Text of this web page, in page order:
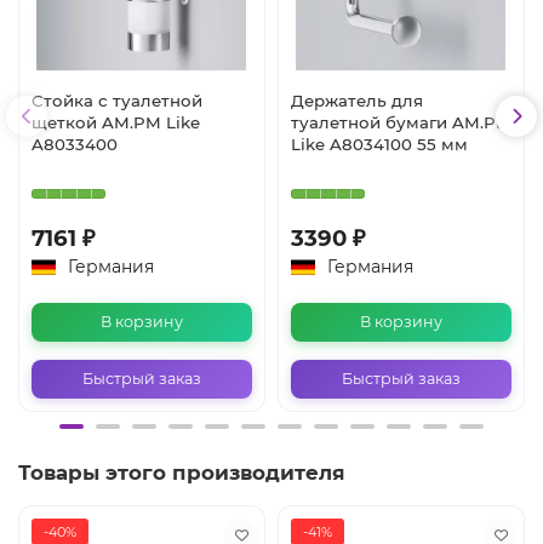
Стойка с туалетной
щеткой AM.PM Like
A8033400
7161 ₽
Германия
В корзину
Быстрый заказ
Держатель для
туалетной бумаги AM.PM
Like A8034100 55 мм
3390 ₽
Германия
В корзину
Быстрый заказ
Товары этого производителя
-40% -41%